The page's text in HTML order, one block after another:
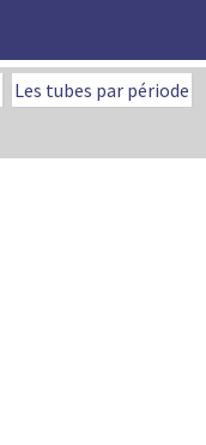
Les tubes par période